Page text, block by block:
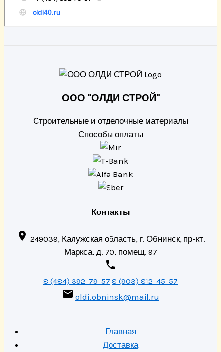
ООО "ОЛДИ СТРОЙ"
Строительные и отделочные материалы
Способы оплаты
Контакты
 249039, Калужская область, г. Обнинск, пр-кт.
Маркса, д. 70, помещ. 97

8 (484) 392-79-57 8 (903) 812-45-57
 oldi.obninsk@mail.ru
Главная
Доставка